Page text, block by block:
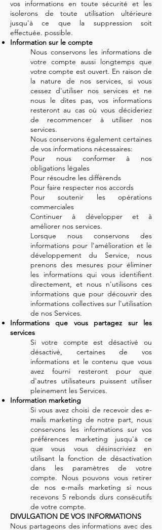
vos informations en toute sécurité et les
isolerons de toute utilisation ultérieure
jusqu'à ce que la suppression soit
effectuée. possible.
Information sur le compte
Nous conservons les informations de
votre compte aussi longtemps que
votre compte est ouvert. En raison de
la nature de nos services, si vous
cessez d'utiliser nos services et ne
nous le dites pas, vos informations
resteront au cas où vous décideriez
de recommencer à utiliser nos
services.
Nous conservons également certaines
de vos informations nécessaires:
Pour nous conformer à nos
obligations légales
Pour résoudre les différends
Pour faire respecter nos accords
Pour soutenir les opérations
commerciales
Continuer à développer et à
améliorer nos services.
Lorsque nous conservons des
informations pour l'amélioration et le
développement du Service, nous
prenons des mesures pour éliminer
les informations qui vous identifient
directement, et nous n'utilisons ces
informations que pour découvrir des
informations collectives sur l'utilisation
de nos Services.
Informations que vous partagez sur les
services
Si votre compte est désactivé ou
désactivé, certaines de vos
informations et le contenu que vous
avez fourni resteront pour que
d'autres utilisateurs puissent utiliser
pleinement les Services.
Information marketing
Si vous avez choisi de recevoir des e-
mails marketing de notre part, nous
conservons les informations sur vos
préférences marketing jusqu'à ce
que vous vous désinscriviez en
utilisant la fonction de désactivation
dans les paramètres de votre
compte. Nous pouvons vous retirer
de nos e-mails marketing si nous
recevons 5 rebonds durs consécutifs
de votre compte.
DIVULGATION DE VOS INFORMATIONS
Nous partageons des informations avec des